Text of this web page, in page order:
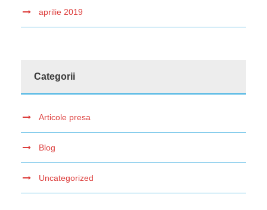
aprilie 2019
Categorii
Articole presa
Blog
Uncategorized